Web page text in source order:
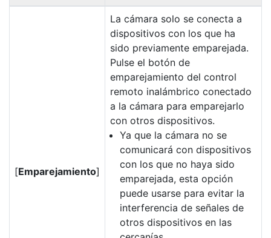
[Emparejamiento]
La cámara solo se conecta a
dispositivos con los que ha
sido previamente emparejada.
Pulse el botón de
emparejamiento del control
remoto inalámbrico conectado
a la cámara para emparejarlo
con otros dispositivos.
Ya que la cámara no se
comunicará con dispositivos
con los que no haya sido
emparejada, esta opción
puede usarse para evitar la
interferencia de señales de
otros dispositivos en las